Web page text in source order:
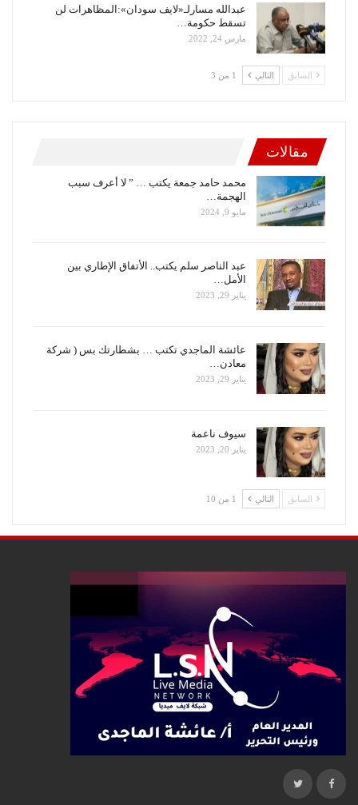
عبدالله مسارلـ«لايف سودان»:المظاهرات لن
تسقط حكومة…
مارس 24, 2022
السابق التالي 1 من 3
مقالات
محمد حامد جمعة يكتب … ” لا أعرف سبب
الهجمة…
مايو 9, 2024
عبد الناصر سلم يكتب.. الأتفاق الإطاري بين
الأمل…
يناير 29, 2023
عائشة الماجدي تكتب … بشطارتك بس ( شركة
معادن…
يناير 29, 2023
سيوف ناعمة
يناير 20, 2023
السابق التالي 1 من 10